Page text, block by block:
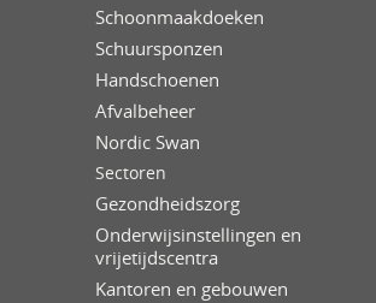
Schoonmaakdoeken
Schuursponzen
Handschoenen
Afvalbeheer
Nordic Swan
Sectoren
Gezondheidszorg
Onderwijsinstellingen en
vrijetijdscentra
Kantoren en gebouwen